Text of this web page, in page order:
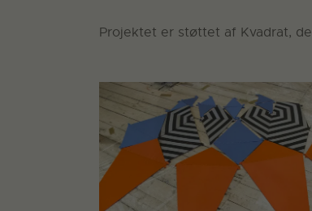
Projektet er støttet af Kvadrat,